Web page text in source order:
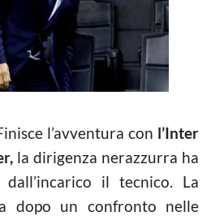
l’avventura con l’Inter
la dirigenza nerazzurra ha
il tecnico. La
dopo un confronto nelle